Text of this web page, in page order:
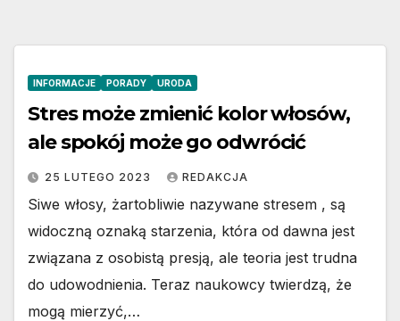
INFORMACJE PORADY URODA
Stres może zmienić kolor włosów,
ale spokój może go odwrócić
25 LUTEGO 2023 REDAKCJA
Siwe włosy, żartobliwie nazywane stresem , są
widoczną oznaką starzenia, która od dawna jest
związana z osobistą presją, ale teoria jest trudna
do udowodnienia. Teraz naukowcy twierdzą, że
mogą mierzyć,…